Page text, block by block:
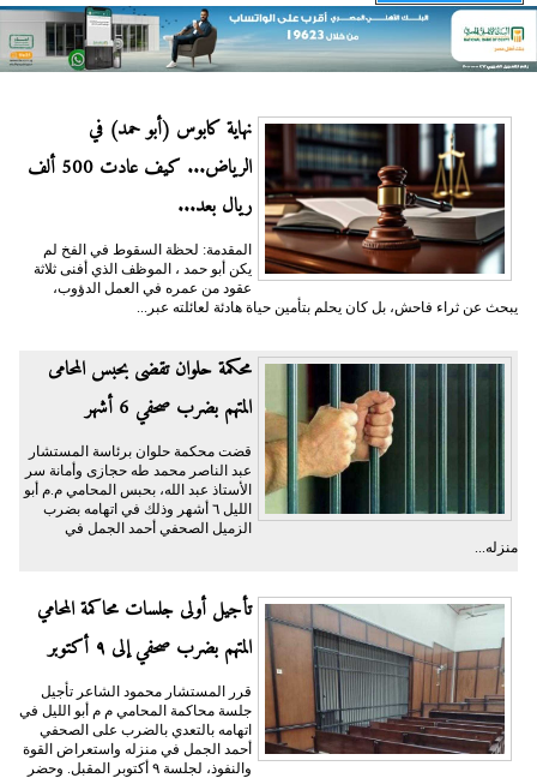
نهاية كابوس (أبو حمد) في
الرياض... كيف عادت 500 ألف
ريال بعد...
المقدمة: لحظة السقوط في الفخ لم
يكن أبو حمد ، الموظف الذي أفنى ثلاثة
عقود من عمره في العمل الدؤوب،
يبحث عن ثراء فاحش، بل كان يحلم بتأمين حياة هادئة لعائلته عبر...
محكمة حلوان تقضى بحبس المحامى
المتهم بضرب صحفي 6 أشهر
قضت محكمة حلوان برئاسة المستشار
عبد الناصر محمد طه حجازى وأمانة سر
الأستاذ عبد الله، بحبس المحامي م.م أبو
الليل ٦ أشهر وذلك في اتهامه بضرب
الزميل الصحفي أحمد الجمل في
منزله...
تأجيل أولى جلسات محاكمة المحامي
المتهم بضرب صحفي إلى ٩ أكتوبر
قرر المستشار محمود الشاعر تأجيل
جلسة محاكمة المحامي م م أبو الليل في
اتهامه بالتعدي بالضرب على الصحفي
أحمد الجمل في منزله واستعراض القوة
والنفوذ، لجلسة ٩ أكتوبر المقبل. وحضر